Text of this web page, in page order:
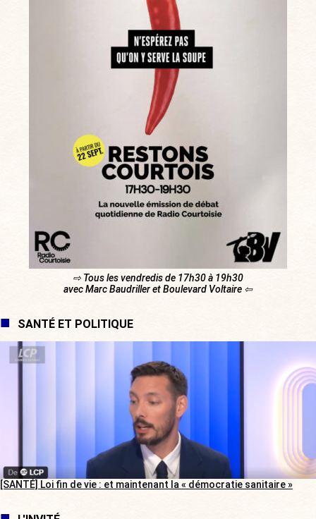
⇨ Tous les vendredis de 17h30 à 19h30
avec Marc Baudriller et Boulevard Voltaire ⇦
SANTÉ ET POLITIQUE
[SANTÉ] Loi fin de vie : et maintenant la « démocratie sanitaire »